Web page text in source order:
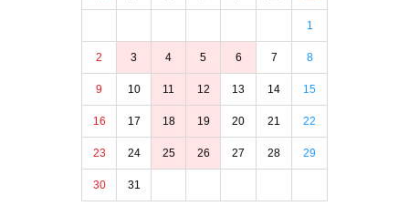
1
2 3 4 5 6 7 8
9 10 11 12 13 14 15
16 17 18 19 20 21 22
23 24 25 26 27 28 29
30 31